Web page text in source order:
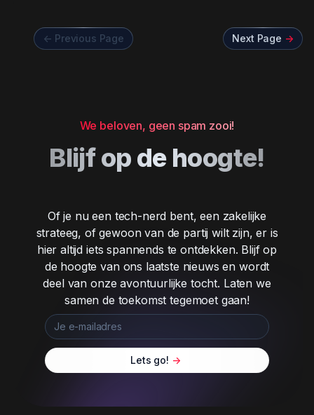
<- Previous Page Next Page ->
We beloven, geen spam zooi!
Blijf op de hoogte!
Of je nu een tech-nerd bent, een zakelijke
strateeg, of gewoon van de partij wilt zijn, er is
hier altijd iets spannends te ontdekken. Blijf op
de hoogte van ons laatste nieuws en wordt
deel van onze avontuurlijke tocht. Laten we
samen de toekomst tegemoet gaan!
Lets go! ->